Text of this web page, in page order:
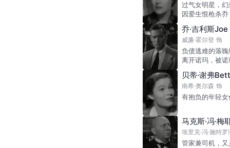
过气女明星，
因爱生恨枪杀乔
乔·吉利斯
威廉·霍尔登 饰
负债逃难的落
离开诺玛，被
贝蒂·谢弗
南希·奥尔森 饰
有抱负的年轻
马克斯·冯·
埃里克·冯·施特
管家兼司机，